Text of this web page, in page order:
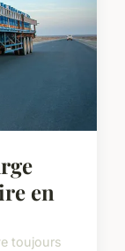
en
toujours